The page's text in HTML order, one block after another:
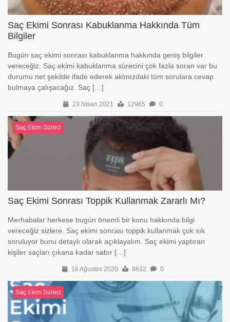
Saç Ekimi Sonrası Kabuklanma Hakkında Tüm
Bilgiler
Bugün saç ekimi sonrası kabuklanma hakkında geniş bilgiler
vereceğiz. Saç ekimi kabuklanma sürecini çok fazla soran var bu
durumu net şekilde ifade ederek aklınızdaki tüm sorulara cevap
bulmaya çalışacağız. Saç […]
23 Nisan 2021 12965 0
Saç Ekim Süreci
Saç Ekimi Sonrası Toppik Kullanmak Zararlı Mı?
Merhabalar herkese bugün önemli bir konu hakkında bilgi
vereceğiz sizlere. Saç ekimi sonrası toppik kullanmak çok sık
soruluyor bunu detaylı olarak açıklayalım. Saç ekimi yaptıran
kişiler saçları çıkana kadar sabır […]
16 Ağustos 2020 8632 0
Saç Ekim Süreci